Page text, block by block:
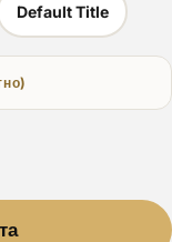
Default Title